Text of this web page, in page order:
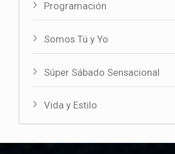
Programación
Somos Tú y Yo
Súper Sábado Sensacional
Vida y Estilo